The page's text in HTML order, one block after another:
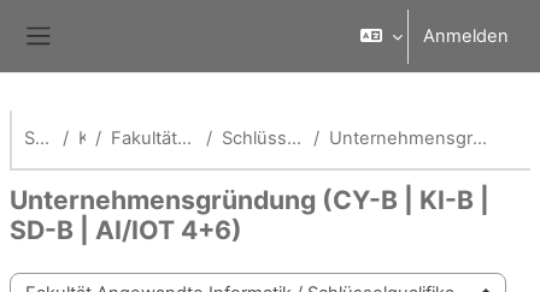
Anmelden
Startseite Kurse Fakultät Angewandte Informatik Schlüsselqualifikationen Fak AI Unternehmensgründung (CY-B | KI-B | SD-B | AI/IOT 4+6)
Unternehmensgründung (CY-B | KI-B |
SD-B | AI/IOT 4+6)